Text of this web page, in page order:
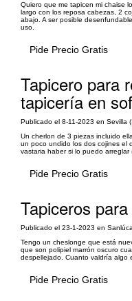
Quiero que me tapicen mi chaise
largo con los reposa cabezas, 2
abajo. A ser posible
uso.
Pide Precio Gratis
Tapicero para
tapicería en
Publicado el 8-11-2023 en Sevilla
Un cherlon de 3 piezas incluido
un poco undido los dos cojines el
vastaria haber si lo puedo arreglar
Pide Precio Gratis
Tapiceros
Publicado el 23-1-2023 en
Tengo un cheslonge que está
que son polipiel marrón oscuro
despellejado. Cuanto valdría algo
Pide Precio Gratis